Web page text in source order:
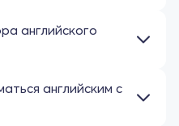
английского
английским с